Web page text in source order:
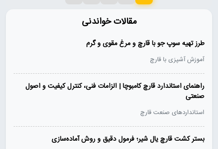
مقالات خواندنی
طرز تهیه سوپ جو با قارچ و مرغ مقوی و گرم
آموزش آشپزی با قارچ
راهنمای استاندارد قارچ کامبوچا | الزامات فنی، کنترل کیفیت و اصول
صنعتی
استانداردهای صنعت قارچ
بستر کشت قارچ یال شیر؛ فرمول دقیق و روش آماده‌سازی